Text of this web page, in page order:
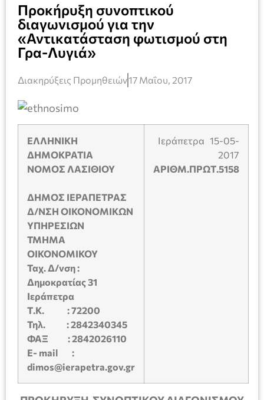
Προκήρυξη συνοπτικού
διαγωνισμού για την
«Αντικατάσταση φωτισμού στη
Γρα-Λυγιά»
Διακηρύξεις Προμηθειών17 Μαΐου, 2017
ΕΛΛΗΝΙΚΗ
ΔΗΜΟΚΡΑΤΙΑ
ΝΟΜΟΣ ΛΑΣΙΘΙΟΥ
ΔΗΜΟΣ ΙΕΡΑΠΕΤΡΑΣ
Δ/ΝΣΗ ΟΙΚΟΝΟΜΙΚΩΝ
ΥΠΗΡΕΣΙΩΝ
ΤΜΗΜΑ
ΟΙΚΟΝΟΜΙΚΟΥ
Ταχ. Δ/νση :
Δημοκρατίας 31
Ιεράπετρα
Τ.Κ. : 72200
Τηλ. : 2842340345
ΦΑΞ : 2842026110
E- mail :
dimos@ierapetra.gov.gr
Ιεράπετρα 15-05-
2017
ΑΡΙΘΜ.ΠΡΩΤ.5158